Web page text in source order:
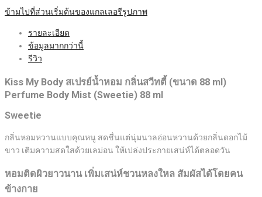
ข้ามไปที่ส่วนเริ่มต้นของแกลเลอรีรูปภาพ
รายละเอียด
ข้อมูลมากกว่านี้
รีวิว
Kiss My Body สเปรย์น้ำหอม กลิ่นสวีทตี้ (ขนาด 88 ml)
Perfume Body Mist (Sweetie) 88 ml
Sweetie
กลิ่นหอมหวานแบบคุณหนู สดชื่นแต่นุ่มนวลอ่อนหวานด้วยกลิ่นดอกไม้
ขาว เติมความสดใสด้วยเลม่อน ให้เปล่งประกายเสน่ห์ได้ตลอดวัน
หอมติดผิวยาวนาน เพิ่มเสน่ห์ชวนหลงใหล สัมผัสได้โดยคน
ข้างกาย